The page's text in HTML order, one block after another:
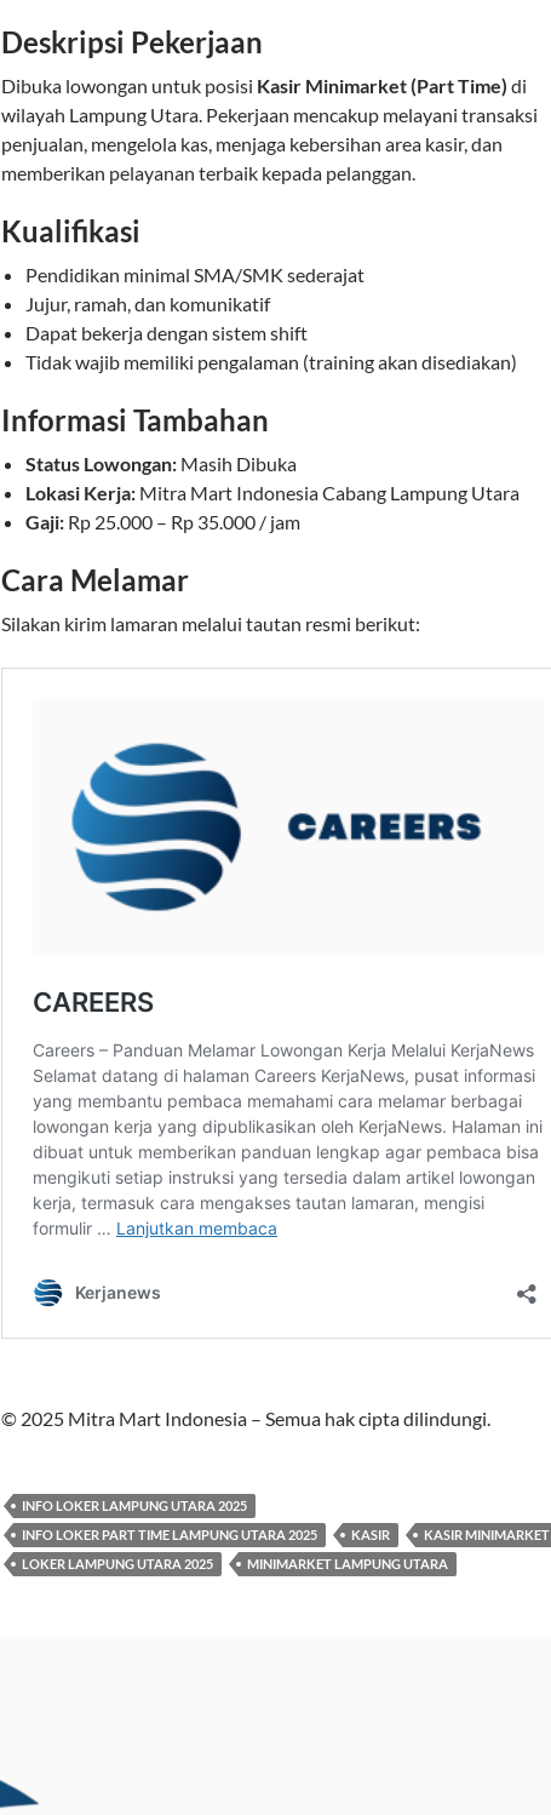
Deskripsi Pekerjaan
Dibuka lowongan untuk posisi Kasir Minimarket (Part Time) di
wilayah Lampung Utara. Pekerjaan mencakup melayani transaksi
penjualan, mengelola kas, menjaga kebersihan area kasir, dan
memberikan pelayanan terbaik kepada pelanggan.
Kualifikasi
Pendidikan minimal SMA/SMK sederajat
Jujur, ramah, dan komunikatif
Dapat bekerja dengan sistem shift
Tidak wajib memiliki pengalaman (training akan disediakan)
Informasi Tambahan
Status Lowongan: Masih Dibuka
Lokasi Kerja: Mitra Mart Indonesia Cabang Lampung Utara
Gaji: Rp 25.000 – Rp 35.000 / jam
Cara Melamar
Silakan kirim lamaran melalui tautan resmi berikut:
© 2025 Mitra Mart Indonesia – Semua hak cipta dilindungi.
INFO LOKER LAMPUNG UTARA 2025
INFO LOKER PART TIME LAMPUNG UTARA 2025
KASIR
KASIR MINIMARKET
LOKER LAMPUNG UTARA 2025
MINIMARKET LAMPUNG UTARA